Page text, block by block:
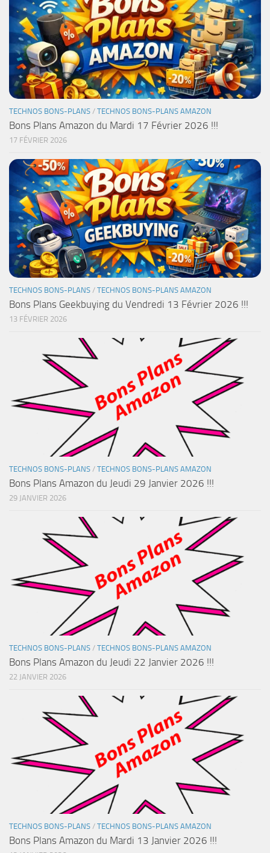
TECHNOS BONS-PLANS / TECHNOS BONS-PLANS AMAZON
Bons Plans Amazon du Mardi 17 Février 2026 !!!
17 FÉVRIER 2026
TECHNOS BONS-PLANS / TECHNOS BONS-PLANS AMAZON
Bons Plans Geekbuying du Vendredi 13 Février 2026 !!!
13 FÉVRIER 2026
TECHNOS BONS-PLANS / TECHNOS BONS-PLANS AMAZON
Bons Plans Amazon du Jeudi 29 Janvier 2026 !!!
29 JANVIER 2026
TECHNOS BONS-PLANS / TECHNOS BONS-PLANS AMAZON
Bons Plans Amazon du Jeudi 22 Janvier 2026 !!!
22 JANVIER 2026
TECHNOS BONS-PLANS / TECHNOS BONS-PLANS AMAZON
Bons Plans Amazon du Mardi 13 Janvier 2026 !!!